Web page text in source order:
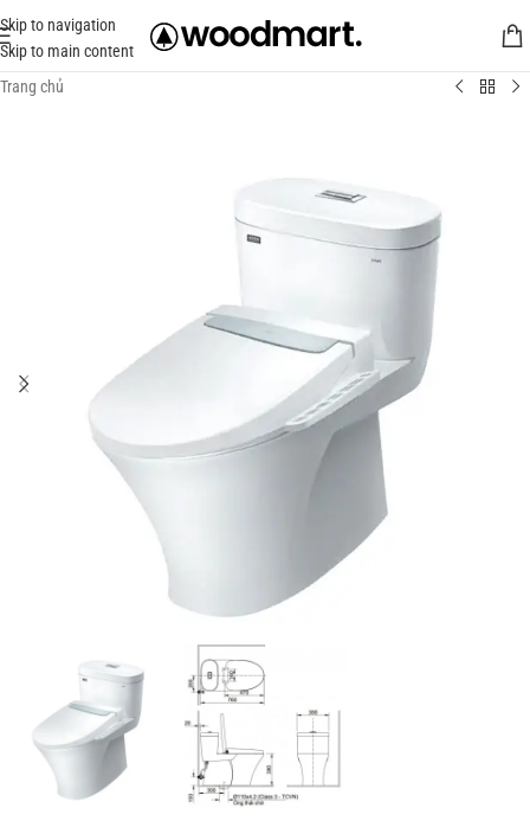
Skip to navigation
Skip to main content
Trang chủ